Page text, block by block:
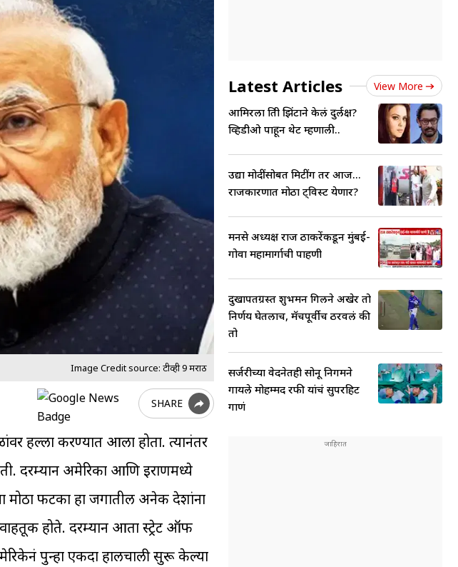
Image Credit source: टीव्ही 9 मराठी
SHARE
हल्ला करण्यात आला होता. त्यानंतर
दरम्यान अमेरिका आणि इराणमध्ये
मोठा फटका हा जगातील अनेक देशांना
होते. दरम्यान आता स्ट्रेट ऑफ
पुन्हा एकदा हालचाली सुरू केल्या
Latest Articles View More
आमिरला प्रिती झिंटाने केलं दुर्लक्ष?
व्हिडीओ पाहून थेट म्हणाली..
उद्या मोदींसोबत मिटींग तर आज...
राजकारणात मोठा ट्विस्ट येणार?
मनसे अध्यक्ष राज ठाकरेंकडून मुंबई-
गोवा महामार्गाची पाहणी
दुखापतग्रस्त शुभमन गिलने अखेर तो
निर्णय घेतलाच, मॅचपूर्वीच ठरवलं की
तो
सर्जरीच्या वेदनेतही सोनू निगमने
गायले मोहम्मद रफी यांचं सुपरहिट
गाणं